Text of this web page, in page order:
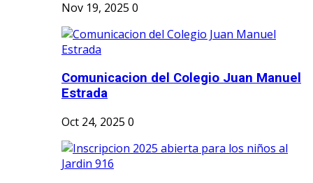
Nov 19, 2025 0
Comunicacion del Colegio Juan Manuel
Estrada
Oct 24, 2025 0